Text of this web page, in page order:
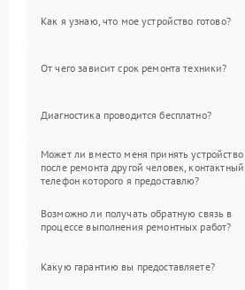
Как я узнаю, что мое устройство готово?
От чего зависит срок ремонта техники?
Диагностика проводится бесплатно?
Может ли вместо меня принять устройство
после ремонта другой человек, контактный
телефон которого я предоставлю?
Возможно ли получать обратную связь в
процессе выполнения ремонтных работ?
Какую гарантию вы предоставляете?